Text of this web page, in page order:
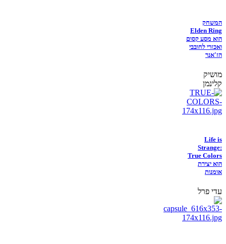
המשחק
Elden Ring
הוא מסע קסום
ואכזרי לחובבי
הז'אנר
מושיק
קלינמן
Life is
Strange:
True Colors
הוא יצירת
אומנות
עדי פרל